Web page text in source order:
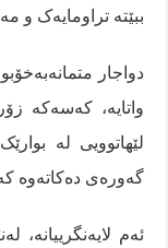
ببێتە تراومایەک و
دواجار
واتایە، کەسەکە
لێهاتوویی لە
گەورەی دەکاتەوە
ئەم لایەنگرییانە،